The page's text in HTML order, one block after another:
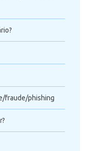
fraude/phishing